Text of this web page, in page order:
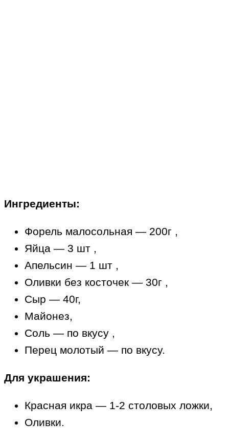
Ингредиенты:
Форель малосольная — 200г ,
Яйца — 3 шт ,
Апельсин — 1 шт ,
Оливки без косточек — 30г ,
Сыр — 40г,
Майонез,
Соль — по вкусу ,
Перец молотый — по вкусу.
Для украшения:
Красная икра — 1-2 столовых ложки,
Оливки.